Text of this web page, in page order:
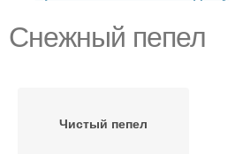
Снежный пепел
Чистый пепел